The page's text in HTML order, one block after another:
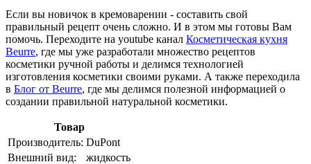
Если вы новичок в кремоварении - составить свой
правильный рецепт очень сложно. И в этом мы готовы Вам
помочь. Переходите на youtube канал Косметическая кухня
Beurre, где мы уже разработали множество рецептов
косметики ручной работы и делимся технологией
изготовления косметики своими руками. А также переходила
в Блог от Beurre, где мы делимся полезной информацией о
создании правильной натуральной косметики.
Товар
Производитель: DuPont
Внешний вид:
жидкость